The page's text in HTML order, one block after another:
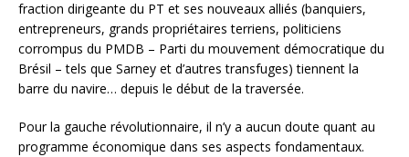
fraction dirigeante du PT et ses nouveaux alliés (banquiers,
entrepreneurs, grands propriétaires terriens, politiciens
corrompus du PMDB – Parti du mouvement démocratique du
Brésil – tels que Sarney et d’autres transfuges) tiennent la
barre du navire… depuis le début de la traversée.
Pour la gauche révolutionnaire, il n’y a aucun doute quant au
programme économique dans ses aspects fondamentaux.